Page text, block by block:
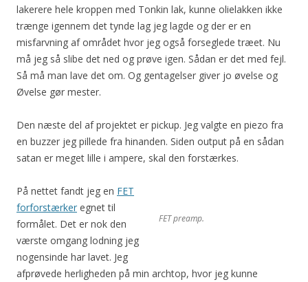
lakerere hele kroppen med Tonkin lak, kunne olielakken ikke
trænge igennem det tynde lag jeg lagde og der er en
misfarvning af området hvor jeg også forseglede træet. Nu
må jeg så slibe det ned og prøve igen. Sådan er det med fejl.
Så må man lave det om. Og gentagelser giver jo øvelse og
Øvelse gør mester.
Den næste del af projektet er pickup. Jeg valgte en piezo fra
en buzzer jeg pillede fra hinanden. Siden output på en sådan
satan er meget lille i ampere, skal den forstærkes.
FET preamp.
På nettet fandt jeg en FET
forforstærker egnet til
formålet. Det er nok den
værste omgang lodning jeg
nogensinde har lavet. Jeg
afprøvede herligheden på min archtop, hvor jeg kunne